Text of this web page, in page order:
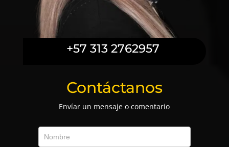
+57 313 2762957
Contáctanos
Envíar un mensaje o comentario